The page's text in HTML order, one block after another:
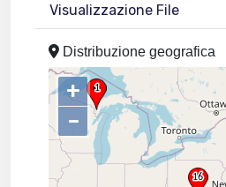
Visualizzazione File
Distribuzione geografica
+
–